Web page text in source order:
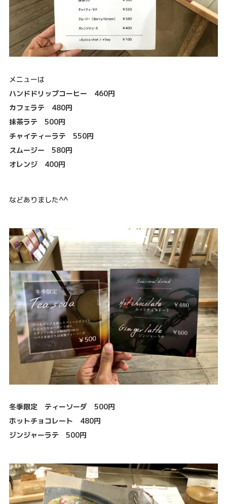
メニューは
ハンドドリップコーヒー 460円
カフェラテ 480円
抹茶ラテ 500円
チャイティーラテ 550円
スムージー 580円
オレンジ 400円
などありました^^
冬季限定 ティーソーダ 500円
ホットチョコレート 480円
ジンジャーラテ 500円